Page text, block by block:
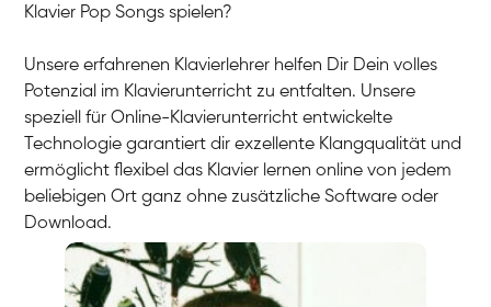
Klavier Pop Songs spielen?
Unsere erfahrenen Klavierlehrer helfen Dir Dein volles
Potenzial im Klavierunterricht zu entfalten. Unsere
speziell für Online-Klavierunterricht entwickelte
Technologie garantiert dir exzellente Klangqualität und
ermöglicht flexibel das Klavier lernen online von jedem
beliebigen Ort ganz ohne zusätzliche Software oder
Download.